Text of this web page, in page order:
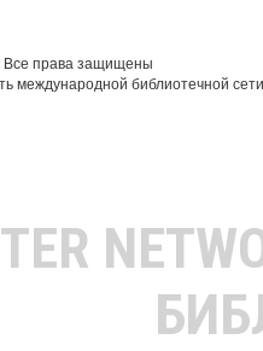
права защищены
международной библиотечной